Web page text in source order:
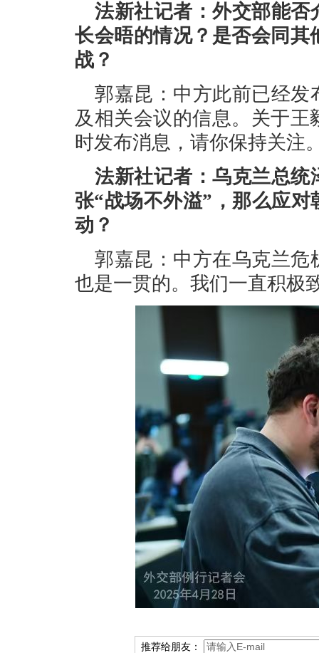
法新社记者：外交部能否
长会晤的情况？是否会同
战？
郭嘉昆：中方此前已经发
及相关会议的信息。关于
时发布消息，请你保持关注
法新社记者：乌克兰总统
张“战场不外溢”，那么应
动？
郭嘉昆：中方在乌克兰危
也是一贯的。我们一直积极
推荐给朋友：